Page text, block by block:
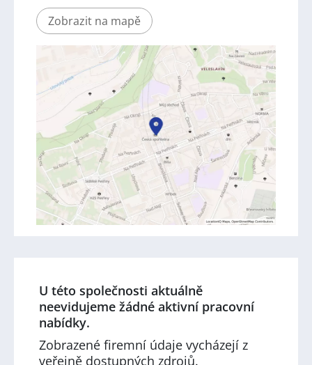
Zobrazit na mapě
U této společnosti aktuálně
neevidujeme žádné aktivní pracovní
nabídky.
Zobrazené firemní údaje vycházejí z
veřejně dostupných zdrojů.